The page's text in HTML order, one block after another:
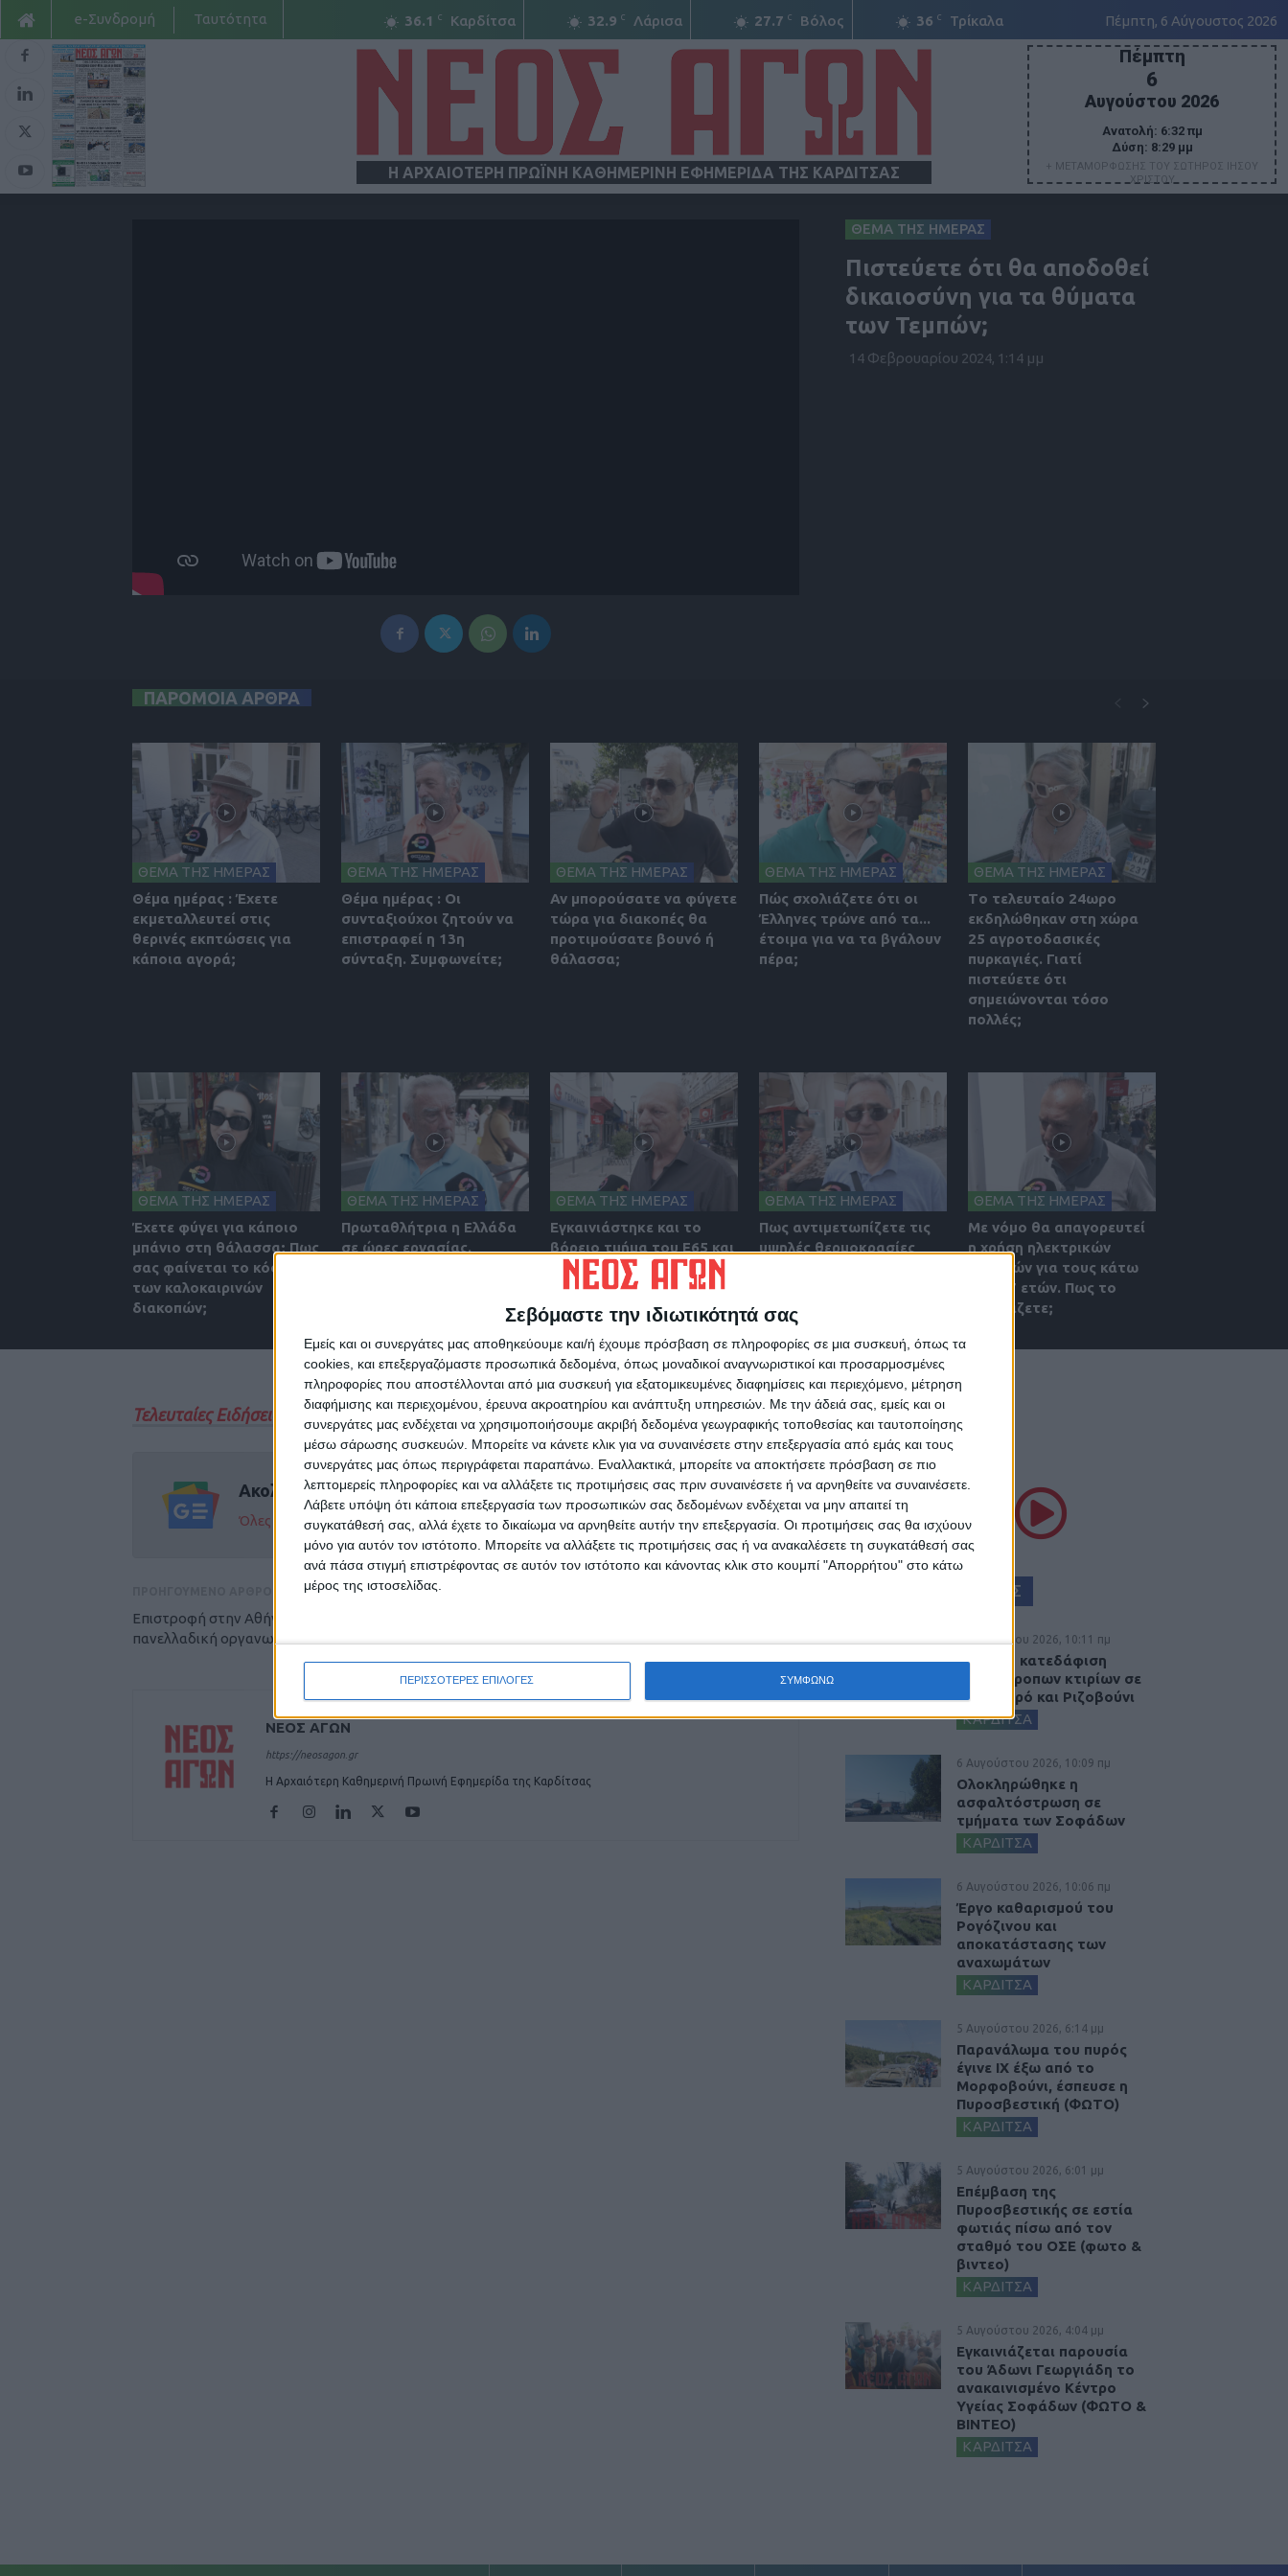
Σεβόμαστε την ιδιωτικότητά σας
Εμείς και οι συνεργάτες μας αποθηκεύουμε και/ή έχουμε πρόσβαση σε πληροφορίες σε μια συσκευή, όπως τα
cookies, και επεξεργαζόμαστε προσωπικά δεδομένα, όπως μοναδικοί αναγνωριστικοί και προσαρμοσμένες
πληροφορίες που αποστέλλονται από μια συσκευή για εξατομικευμένες διαφημίσεις και περιεχόμενο, μέτρηση
διαφήμισης και περιεχομένου, έρευνα ακροατηρίου και ανάπτυξη υπηρεσιών. Με την άδειά σας, εμείς και οι
συνεργάτες μας ενδέχεται να χρησιμοποιήσουμε ακριβή δεδομένα γεωγραφικής τοποθεσίας και ταυτοποίησης
μέσω σάρωσης συσκευών. Μπορείτε να κάνετε κλικ για να συναινέσετε στην επεξεργασία από εμάς και τους
συνεργάτες μας όπως περιγράφεται παραπάνω. Εναλλακτικά, μπορείτε να αποκτήσετε πρόσβαση σε πιο
λεπτομερείς πληροφορίες και να αλλάξετε τις προτιμήσεις σας πριν συναινέσετε ή να αρνηθείτε να συναινέσετε.
Λάβετε υπόψη ότι κάποια επεξεργασία των προσωπικών σας δεδομένων ενδέχεται να μην απαιτεί τη
συγκατάθεσή σας, αλλά έχετε το δικαίωμα να αρνηθείτε αυτήν την επεξεργασία. Οι προτιμήσεις σας θα ισχύουν
μόνο για αυτόν τον ιστότοπο. Μπορείτε να αλλάξετε τις προτιμήσεις σας ή να ανακαλέσετε τη συγκατάθεσή σας
ανά πάσα στιγμή επιστρέφοντας σε αυτόν τον ιστότοπο και κάνοντας κλικ στο κουμπί "Απορρήτου" στο κάτω
μέρος της ιστοσελίδας.
ΠΕΡΙΣΣΟΤΕΡΕΣ ΕΠΙΛΟΓΕΣ ΣΥΜΦΩΝΩ
36.1 C Καρδίτσα 32.9 C Λάρισα 27.7 C Βόλος 36 C Τρίκαλα Πέμπτη, 6 Αύγουστος 2026
e-Συνδρομή Ταυτότητα
Η ΑΡΧΑΙΟΤΕΡΗ ΠΡΩΪΝΗ ΚΑΘΗΜΕΡΙΝΗ ΕΦΗΜΕΡΙΔΑ ΤΗΣ ΚΑΡΔΙΤΣΑΣ
Πέμπτη
6
Αυγούστου 2026
Ανατολή: 6:32 πμ
Δύση: 8:29 μμ
+ ΜΕΤΑΜΟΡΦΩΣΗΣ ΤΟΥ ΣΩΤΗΡΟΣ ΙΗΣΟΥ
ΧΡΙΣΤΟΥ
ΘΕΜΑ ΤΗΣ ΗΜΕΡΑΣ
Πιστεύετε ότι θα αποδοθεί
δικαιοσύνη για τα θύματα
των Τεμπών;
14 Φεβρουαρίου 2024, 1:14 μμ
ΠΑΡΟΜΟΙΑ ΑΡΘΡΑ
ΘΕΜΑ ΤΗΣ ΗΜΕΡΑΣ
Θέμα ημέρας : Έχετε
εκμεταλλευτεί στις
θερινές εκπτώσεις για
κάποια αγορά;
ΘΕΜΑ ΤΗΣ ΗΜΕΡΑΣ
Θέμα ημέρας : Οι
συνταξιούχοι ζητούν να
επιστραφεί η 13η
σύνταξη. Συμφωνείτε;
ΘΕΜΑ ΤΗΣ ΗΜΕΡΑΣ
Αν μπορούσατε να φύγετε
τώρα για διακοπές θα
προτιμούσατε βουνό ή
θάλασσα;
ΘΕΜΑ ΤΗΣ ΗΜΕΡΑΣ
Πώς σχολιάζετε ότι οι
Έλληνες τρώνε από τα...
έτοιμα για να τα βγάλουν
πέρα;
ΘΕΜΑ ΤΗΣ ΗΜΕΡΑΣ
Tο τελευταίο 24ωρο
εκδηλώθηκαν στη χώρα
25 αγροτοδασικές
πυρκαγιές. Γιατί
πιστεύετε ότι
σημειώνονται τόσο
πολλές;
ΘΕΜΑ ΤΗΣ ΗΜΕΡΑΣ
Έχετε φύγει για κάποιο
μπάνιο στη θάλασσα; Πως
σας φαίνεται το κόστος
των καλοκαιρινών
διακοπών;
ΘΕΜΑ ΤΗΣ ΗΜΕΡΑΣ
Πρωταθλήτρια η Ελλάδα
σε ώρες εργασίας.
ΘΕΜΑ ΤΗΣ ΗΜΕΡΑΣ
Εγκαινιάστηκε και το
βόρειο τμήμα του Ε65 και
το έργο πλέον
ολοκληρώθηκε. Πως το
σχολιάζετε;
ΘΕΜΑ ΤΗΣ ΗΜΕΡΑΣ
Πως αντιμετωπίζετε τις
υψηλές θερμοκρασίες
ΘΕΜΑ ΤΗΣ ΗΜΕΡΑΣ
Με νόμο θα απαγορευτεί
η χρήση ηλεκτρικών
πατινιών για τους κάτω
από 17 ετών. Πως το
σχολιάζετε;
Τελευταίες Ειδήσεις Σήμερα
Ακολούθησε την εφημερίδα ΝΕΟΣ ΑΓΩΝ στο Google News!
Όλες οι εξελίξεις στην περιοχή της Καρδίτσας και ευρύτερα της Θεσσαλίας
Επιστροφή στην Αθήνα με τρακτέρ -
πανελλαδική οργανωτική σύσκεψη στη Νίκαια
ΝΕΟΣ ΑΓΩΝ
https://neosagon.gr
Η Αρχαιότερη Καθημερινή Πρωινή Εφημερίδα της Καρδίτσας
ΘΕΣΣΑΛΙΑ FM
ΑΚΟΥΣΤΕ ΖΩΝΤΑΝΑ
ΕΠΙΚΕΦΑΛΗΣ ΕΙΔΗΣΕΙΣ
6 Αυγούστου 2026, 10:11 πμ
Ξεκινά η κατεδάφιση
ετοιμόρροπων κτιρίων σε
Αγναντερό και Ριζοβούνι
ΚΑΡΔΙΤΣΑ
6 Αυγούστου 2026, 10:09 πμ
Ολοκληρώθηκε η
ασφαλτόστρωση σε
τμήματα των Σοφάδων
ΚΑΡΔΙΤΣΑ
6 Αυγούστου 2026, 10:06 πμ
Έργο καθαρισμού του
Ρογόζινου και
αποκατάστασης των
αναχωμάτων
ΚΑΡΔΙΤΣΑ
5 Αυγούστου 2026, 6:14 μμ
Παρανάλωμα του πυρός
έγινε ΙΧ έξω από το
Μορφοβούνι, έσπευσε η
Πυροσβεστική (ΦΩΤΟ)
ΚΑΡΔΙΤΣΑ
5 Αυγούστου 2026, 6:01 μμ
Επέμβαση της
Πυροσβεστικής σε εστία
φωτιάς πίσω από τον
σταθμό του ΟΣΕ (φωτο &
βιντεο)
ΚΑΡΔΙΤΣΑ
5 Αυγούστου 2026, 4:04 μμ
Εγκαινιάζεται παρουσία
του Άδωνι Γεωργιάδη το
ανακαινισμένο Κέντρο
Υγείας Σοφάδων (ΦΩΤΟ &
ΒΙΝΤΕΟ)
ΚΑΡΔΙΤΣΑ